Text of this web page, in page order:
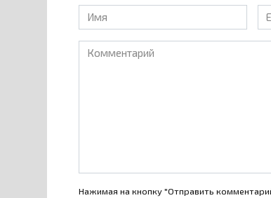
Имя
*
*
Комментарий
Нажимая на кнопку "Отправить